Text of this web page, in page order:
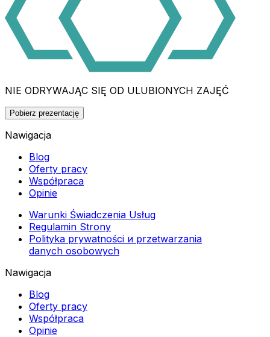
NIE ODRYWAJĄC SIĘ OD ULUBIONYCH ZAJĘĆ
Pobierz prezentację
Nawigacja
Blog
Oferty pracy
Współpraca
Opinie
Warunki Świadczenia Usług
Regulamin Strony
Polityka prywatności и przetwarzania
danych osobowych
Nawigacja
Blog
Oferty pracy
Współpraca
Opinie